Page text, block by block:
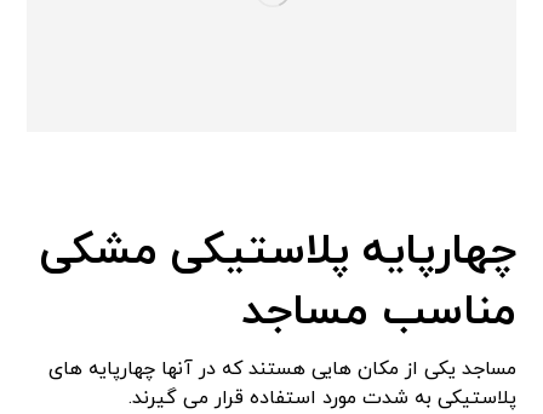
چهارپایه پلاستیکی مشکی
مناسب مساجد
مساجد یکی از مکان هایی هستند که در آنها چهارپایه های
پلاستیکی به شدت مورد استفاده قرار می گیرند.